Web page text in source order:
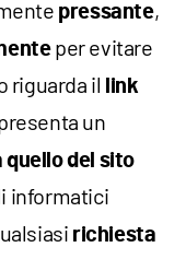
pressante,
per evitare
riguarda il link
un
quello del sito
informatici
richiesta